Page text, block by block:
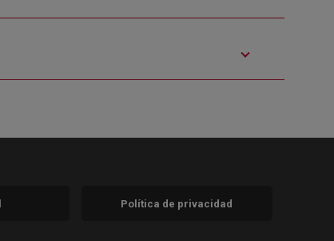
Política de privacidad